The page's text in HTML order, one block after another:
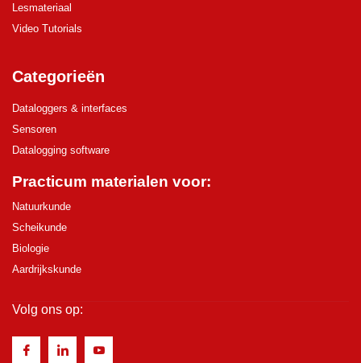
Lesmateriaal
Video Tutorials
Categorieën
Dataloggers & interfaces
Sensoren
Datalogging software
Practicum materialen voor:
Natuurkunde
Scheikunde
Biologie
Aardrijkskunde
Volg ons op: